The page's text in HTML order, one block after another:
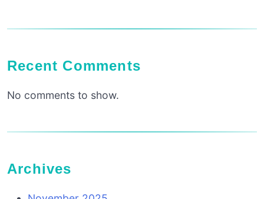
Recent Comments
No comments to show.
Archives